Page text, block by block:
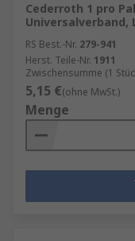
Cederroth 1 pro
Universalverband,
RS Best.-Nr. 279-941
Herst. Teile-Nr. 1911
Zwischensumme (1
5,15 €(ohne MwSt.)
Menge